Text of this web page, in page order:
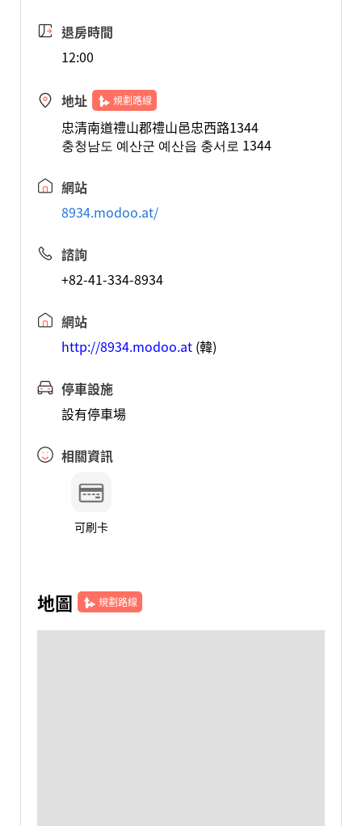
退房時間
12:00
地址 規劃路線
忠清南道禮山郡禮山邑忠西路1344
충청남도 예산군 예산읍 충서로 1344
網站
8934.modoo.at/
諮詢
+82-41-334-8934
網站
http://8934.modoo.at(韓)
停車設施
設有停車場
相關資訊
可刷卡
地圖 規劃路線